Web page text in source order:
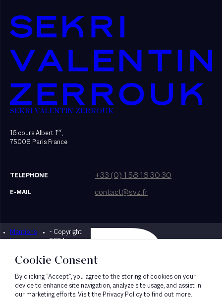
SEKRI VALENTIN ZERROUK
16 cours Albert 1er,
75008 Paris France
TELEPHONE +33 (0) 1 58 18 30 30
E-MAIL contact@svz.fr
Mentions
légales
- Copyright
2024
Designed by Bonhomme
Cookie Consent
By clicking “Accept”, you agree to the storing of cookies on your
device to enhance site navigation, analyze site usage, and assist in
our marketing efforts. Visit the Privacy Policy to find out more.